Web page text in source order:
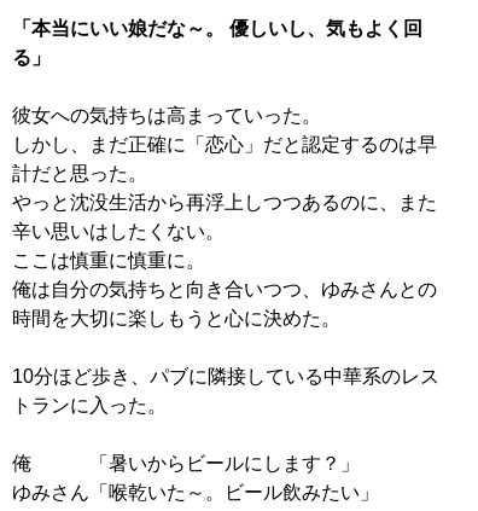
「本当にいい娘だな～。 優しいし、気もよく回
る」
彼女への気持ちは高まっていった。
しかし、まだ正確に「恋心」だと認定するのは早
計だと思った。
やっと沈没生活から再浮上しつつあるのに、また
辛い思いはしたくない。
ここは慎重に慎重に。
俺は自分の気持ちと向き合いつつ、ゆみさんとの
時間を大切に楽しもうと心に決めた。
10分ほど歩き、パブに隣接している中華系のレス
トランに入った。
俺 「暑いからビールにします？」
ゆみさん「喉乾いた～。ビール飲みたい」